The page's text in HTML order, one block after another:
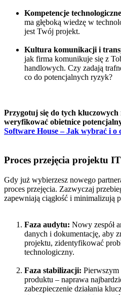
Kompetencje
ma głęboką wiedzę w
jest Twój projekt.
Kultura komunikacji i
jak firma komunikuje się z
handlowych. Czy zadają
co do potencjalnych ryzyk?
Przygotuj się do tych kluczowych
weryfikować obietnice
Software House – Jak wybrać i o
Proces przejęcia projektu
Gdy już wybierzesz nowego
proces przejęcia. Zazwyczaj
zapewniają ciągłość i minimalizują
Faza audytu: Nowy zespół
danych i dokumentację, aby
projektu, zidentyfikować
technologiczny.
Faza stabilizacji: Pierwszym
produktu – naprawa
zabezpieczenie działania